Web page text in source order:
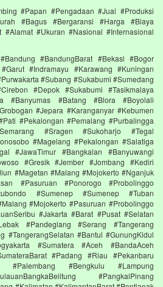
#Papan #Pengadaan #Jual #Produksi
#Bagus #Bergaransi #Harga #Biaya
#Alamat #Ukuran #Nasional #Internasional
#BandungBarat #Bekasi #Bogor
#Indramayu #Karawang #Kuningan
#Subang #Sukabumi #Sumedang
#Depok #Sukabumi #Tasikmalaya
#Banyumas #Batang #Blora #Boyolali
#Jepara #Karanganyar #Kebumen
#Pekalongan #Pemalang #Purbalingga
#Sragen #Sukoharjo #Tegal
#Magelang #Pekalongan #Salatiga
#JawaTimur #Bangkalan #Banyuwangi
#Gresik #Jember #Jombang #Kediri
#Magetan #Malang #Mojokerto #Nganjuk
#Pasuruan #Ponorogo #Probolinggo
#Sumenep #Sumenep #Tuban
#Mojokerto #Pasuruan #Probolinggo
#Jakarta #Barat #Pusat #Selatan
#Pandeglang #Serang #Tangerang
#TangerangSelatan #Bantul #GunungKidul
#Sumatera #Aceh #BandaAceh
#Padang #Riau #Pekanbaru
#Palembang #Bengkulu #Lampung
#PangkalPinang